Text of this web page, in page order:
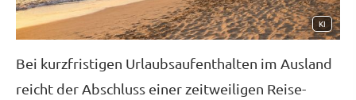
KI
Bei kurzfristigen Urlaubsaufenthalten im Ausland
reicht der Abschluss einer zeitweiligen Reise­